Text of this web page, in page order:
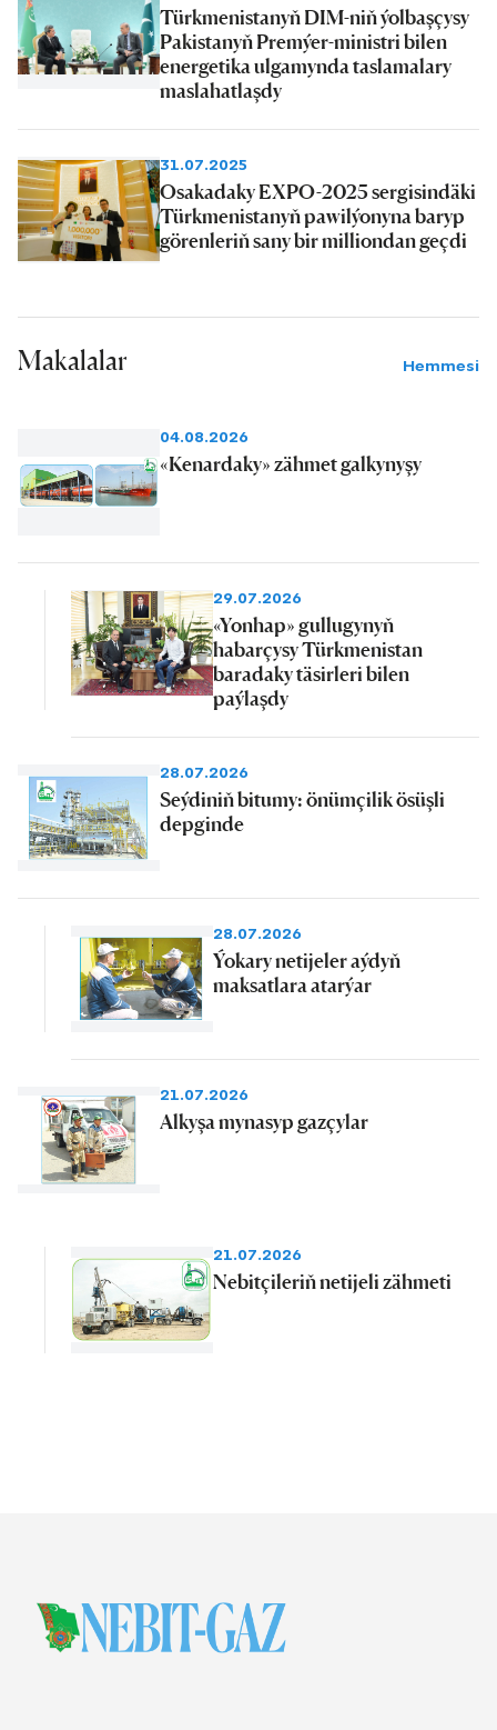
Türkmenistanyň DIM-niň ýolbaşçysy
Pakistanyň Premýer-ministri bilen
energetika ulgamynda taslamalary
maslahatlaşdy
31.07.2025
Osakadaky EXPO-2025 sergisindäki
Türkmenistanyň pawilýonyna baryp
görenleriň sany bir milliondan geçdi
Makalalar Hemmesi
04.08.2026
«Kenardaky» zähmet galkynyşy
29.07.2026
«Yonhap» gullugynyň
habarçysy Türkmenistan
baradaky täsirleri bilen
paýlaşdy
28.07.2026
Seýdiniň bitumy: önümçilik ösüşli
depginde
28.07.2026
Ýokary netijeler aýdyň
maksatlara atarýar
21.07.2026
Alkyşa mynasyp gazçylar
21.07.2026
Nebitçileriň netijeli zähmeti